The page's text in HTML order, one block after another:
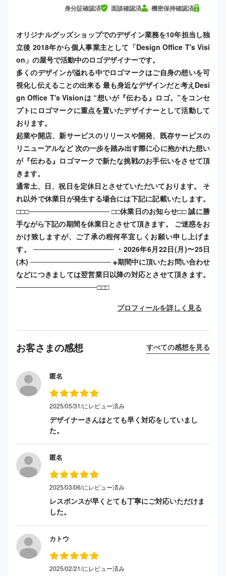
身分証確認済 面談確認済 機密保持確認済
オリジナルグッズショップでのデザイン業務を10年担当し独
立後 2018年から個人事業主として「Design Office T's Visi
on」の屋号で活動中のロゴデザイナーです。
多くのデザインが溢れる中でロゴマークはご自身の想いを可
視化し伝えることの出来る 最も身近なデザインだと考えDesi
gn Office T's Visionは “想いが『伝わる』ロゴ。”​ をコンセ
プトにロゴマークに重点を置いたデザイナーとして活動して
おります。
起業や開店、新サービスのリリースや開発、既存サービスの
リニューアルなど 次の一歩を踏み出す際に心に抱かれた想い
が『伝わる』ロゴマークで新たな挑戦のお手伝いをさせて頂
きます。
通常土、日、祝日を定休日とさせていただいております。 そ
れ以外で休業日が発生する場合には下記に記載いたします。
□□□──────────────── □□休業日のお知らせ□□ 誠に勝
手ながら下記の期間を休業日とさせて頂きます。 ご迷惑をお
かけ致しますが、ご了承の程何卒宜しくお願い申し上げま
す。 ──────────────── ・2026年6月22日(月)〜25日
(木) ──────────────── ※期間中に頂いたお問い合わせ
などにつきましては翌営業日以降の対応とさせて頂きます。
────────────────□□□
プロフィールを詳しく見る
お客さまの感想 すべての感想を見る
匿名
2025/05/31/にレビュー済み
デザイナーさんはとても早く対応をしていまし
た。
匿名
2025/03/06/にレビュー済み
レスポンスが早くとても丁寧にご対応いただけま
した。
カトウ
2025/02/21/にレビュー済み